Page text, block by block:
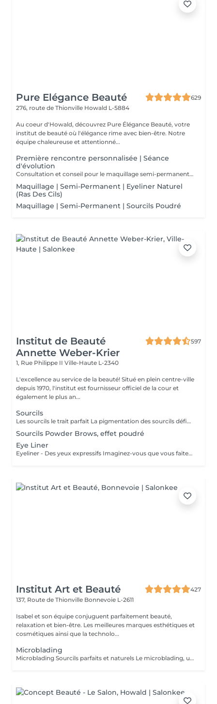
Pure Elégance Beauté
629
276, route de Thionville Howald L-5884
Au coeur d'Howald, découvrez Pure Élégance Beauté, votre
institut de beauté où l'élégance rime avec bien-être. Notre
équipe chaleureuse et attentionné...
Première rencontre personnalisée | Séance
d'évolution
Consultation et conseil pour le maquillage semi-permanent/ dermopigmentation. Le maquillage semi-permanent est idéal pour rester impeccable en toutes circonstances. Il est durable, mais non définitif, au contraire du tatouage. Toutefois, la technique est semblable à celle d'un tatouage ordinaire. Des pigments sont à injecter dans l'épiderme via un appareil spécial. Afin de garantir votre réservation, un acompte est requis lors de la prise de rendez-vous.Merci pour votre compréhension.
Maquillage | Semi-Permanent | Eyeliner Naturel
(Ras Des Cils)
Maquillage | Semi-Permanent | Sourcils Poudré
Institut de Beauté
Annette Weber-Krier
597
1, Rue Philippe II Ville-Haute L-2340
L'excellence au service de la beauté! Situé en plein centre-ville
depuis 1970, l'institut est fournisseur officiel de la cour et
également le plus an...
Sourcils
Les sourcils le trait parfait La pigmentation des sourcils définit les traits de votre visage en créant un cadre optique. Le tracé du sourcil exprime votre état d'âme et peut même vous donner un aspect plus jeune. Mais les sourcils peuvent aussi pousser de manière très irrégulière jusqu'à ne plus pousser du tout. Dans ce cas le maquillage permanent est la solution idéale. On choisira une couleur qui vous correspond, ensuite on vous fera un dessin des sourcils au crayon. Quand on aura obtenu le résultat parfait, nous allons commencer à pigmenter des poils très fins. A partir de ce jour vous allez vous réveiller tous les matins avec des sourcils parfaits.
Sourcils Powder Brows, effet poudré
Eye Liner
Eyeliner - Des yeux expressifs Imaginez-vous que vous faites du sport, que vous allez vous baigner ou au sauna et que votre Eyeliner ne s'efface pas, ne coule pas plus jamais. Vos cils paraissent plus fournis et vos yeux sont plus expressifs grâce à un Eyeliner fin. L'Eyeliner est aussi la solution parfaite si vous portez des lentilles ou si vous avez des problèmes de vue ou bien si vous voulez tout simplement gagner du temps. Vous avez le choix entre un Eyeliner très fin et discret et un Eyeliner décoratif, tout comme vous le souhaitez. Dans tous les cas l'Eyeliner mettra vos yeux en valeur.
Institut Art et Beauté
427
137, Route de Thionville Bonnevoie L-2611
Isabel et son équipe conjuguent parfaitement beauté,
relaxation et bien-être. Les meilleures marques esthétiques et
cosmétiques ainsi que la technolo...
Microblading
Microblading Sourcils parfaits et naturels Le microblading, une technique de maquillage semi-permanent qui redonne forme, densité et définition à vos sourcils grâce à un tracé poil par poil ultra-naturel. Idéal si vos sourcils sont trop fins, peu fournis ou pas réguliers, le microblading permet d'obtenir un regard structuré et harmonieux sans maquillage quotidien. Technique douce et précise, respectueuse de votre peau Pigments de haute qualité pour un résultat durable. Conseil personnalisé avant chaque séance Tenue de 12 à 18 mois. Offrez-vous des sourcils impeccables et élégants chaque jour.